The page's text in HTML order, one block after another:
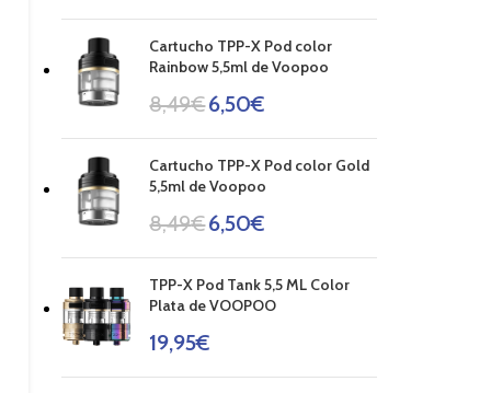
Cartucho TPP-X Pod color
Rainbow 5,5ml de Voopoo
8,49€6,50€
Cartucho TPP-X Pod color Gold
5,5ml de Voopoo
8,49€6,50€
TPP-X Pod Tank 5,5 ML Color
Plata de VOOPOO
19,95€